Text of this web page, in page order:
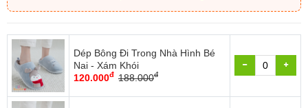
Dép Bông Đi Trong Nhà Hình Bé
Nai - Xám Khói
120.000đ 188.000đ